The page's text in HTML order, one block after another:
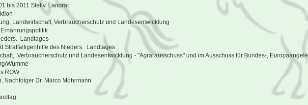
bis 2011 Stellv. Landrat
Landwirtschaft, Verbraucherschutz und Landesentwicklung
Landtages
Straffälligenhilfe des Nieders. Landtages
Verbraucherschutz und Landesentwicklung - "Agrarausschuss" und im Ausschuss für Bundes-,
Wümme
ROW
Nachfolger Dr. Marco Mohrmann